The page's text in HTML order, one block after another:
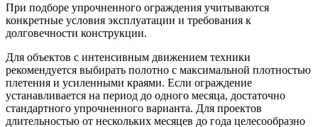
При подборе упрочненного ограждения учитываются
конкретные условия эксплуатации и требования к
долговечности конструкции.
Для объектов с интенсивным движением техники
рекомендуется выбирать полотно с максимальной плотностью
плетения и усиленными краями. Если ограждение
устанавливается на период до одного месяца, достаточно
стандартного упрочненного варианта. Для проектов
длительностью от нескольких месяцев до года целесообразно